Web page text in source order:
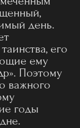
день.
его
ему
Поэтому
важного
годы